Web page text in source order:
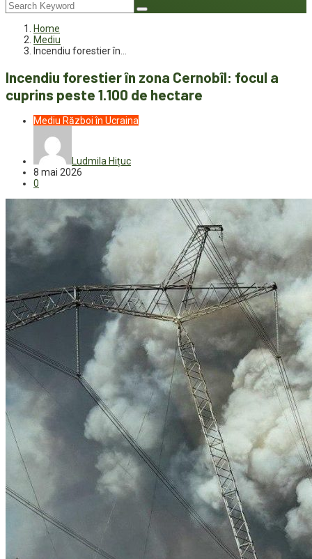
Home
Mediu
Incendiu forestier în…
Incendiu forestier în zona Cernobîl: focul a
cuprins peste 1.100 de hectare
Mediu Război în Ucraina
Ludmila Hițuc
8 mai 2026
0